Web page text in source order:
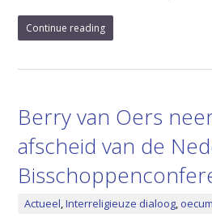
Continue reading
Berry van Oers
afscheid van de
Actueel,Interreligieuze dialoog,